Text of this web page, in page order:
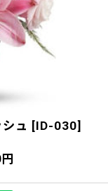
ュ [ID-030]
円